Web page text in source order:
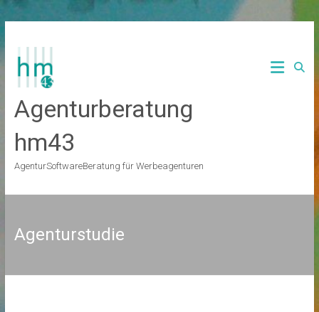
Inhalt
springen
Agenturberatung
hm43
AgenturSoftwareBeratung für Werbeagenturen
Agenturstudie